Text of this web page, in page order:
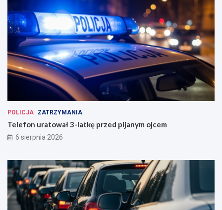
POLICJA ZATRZYMANIA
Telefon uratował 3-latkę przed pijanym ojcem
6 sierpnia 2026